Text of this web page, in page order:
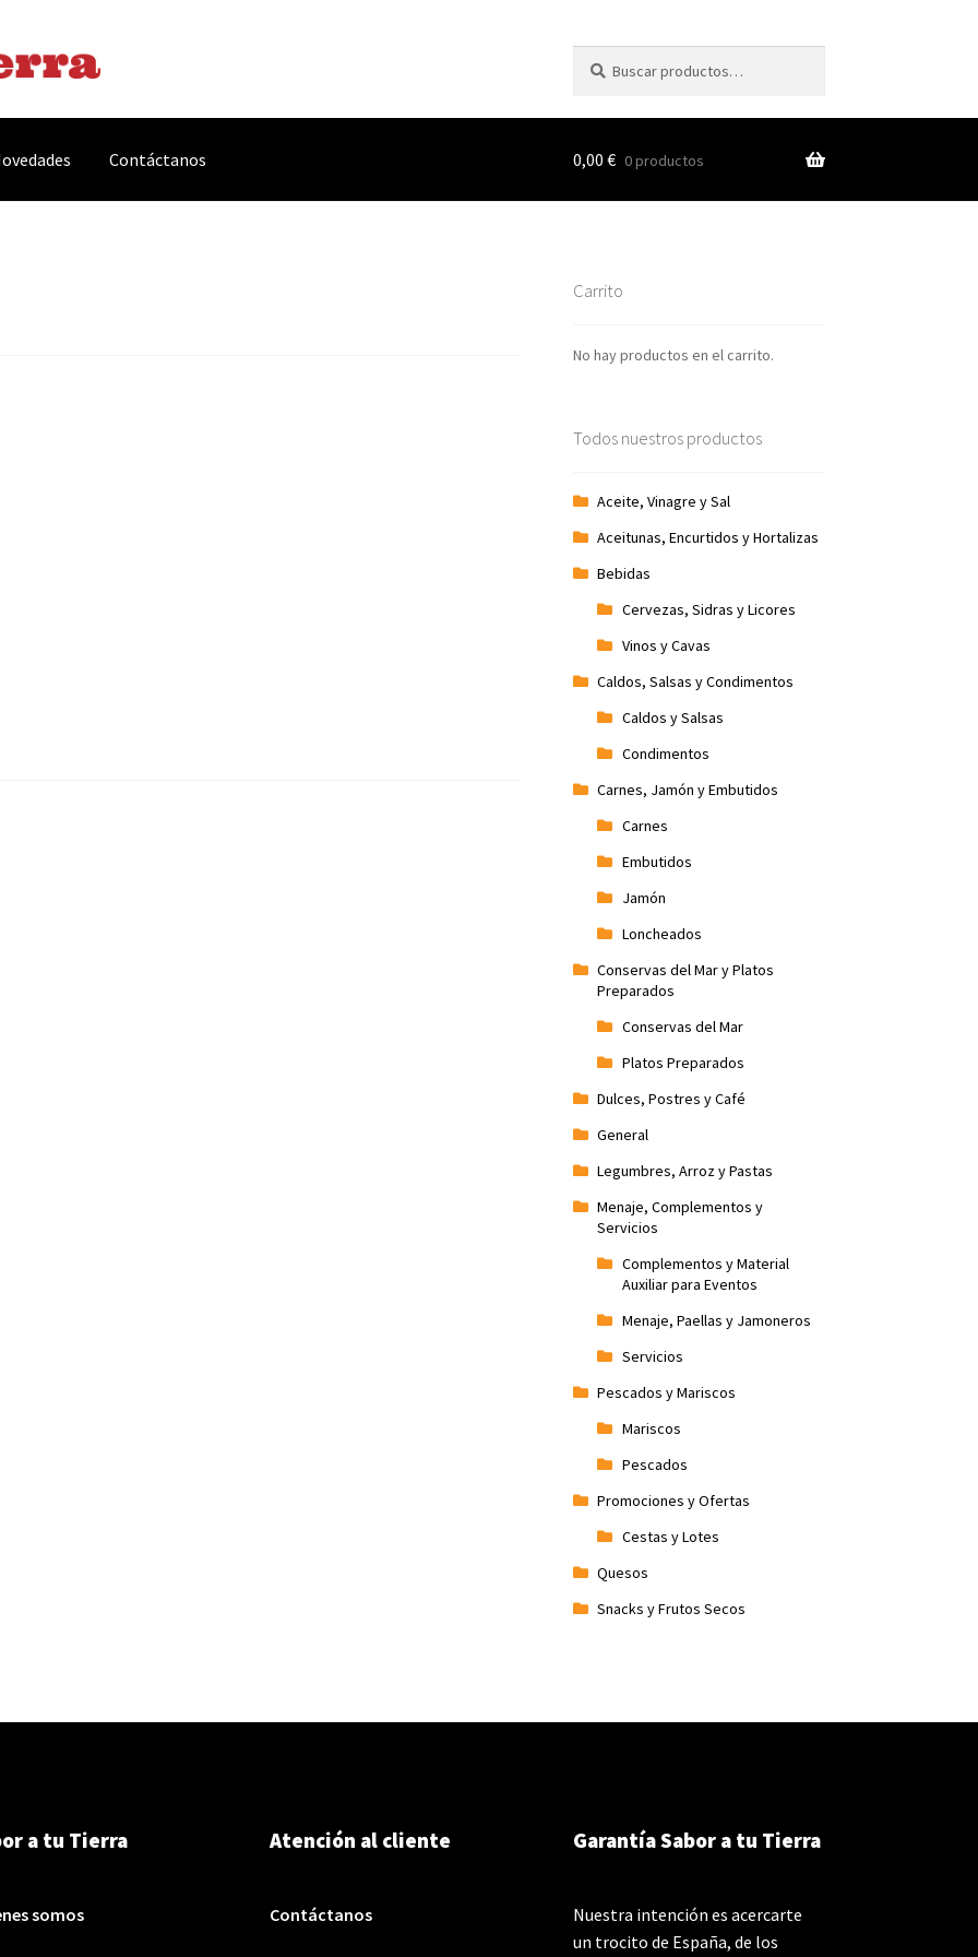
por:
Contáctanos 0,00 € 0 productos
Carrito
No hay productos en el carrito.
Todos nuestros productos
Aceite, Vinagre y Sal
Aceitunas, Encurtidos y Hortalizas
Bebidas
Cervezas, Sidras y Licores
Vinos y Cavas
Caldos, Salsas y Condimentos
Caldos y Salsas
Condimentos
Carnes, Jamón y Embutidos
Carnes
Embutidos
Jamón
Loncheados
Conservas del Mar y Platos
Preparados
Conservas del Mar
Platos Preparados
Dulces, Postres y Café
General
Legumbres, Arroz y Pastas
Menaje, Complementos y
Servicios
Complementos y Material
Auxiliar para Eventos
Menaje, Paellas y Jamoneros
Servicios
Pescados y Mariscos
Mariscos
Pescados
Promociones y Ofertas
Cestas y Lotes
Quesos
Snacks y Frutos Secos
a tu Tierra
somos
Atención al cliente
Contáctanos
Garantía Sabor a tu Tierra
Nuestra intención es acercarte
un trocito de España, de los